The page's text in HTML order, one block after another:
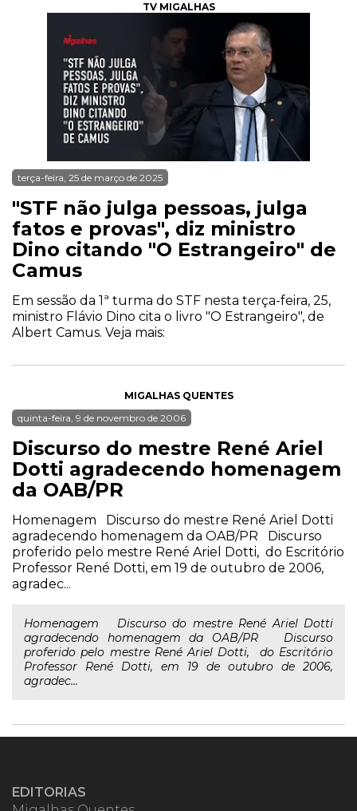
TV MIGALHAS
terça-feira, 25 de março de 2025
"STF não julga pessoas, julga
fatos e provas", diz ministro
Dino citando "O Estrangeiro" de
Camus
Em sessão da 1ª turma do STF nesta terça-feira, 25,
ministro Flávio Dino cita o livro "O Estrangeiro", de
Albert Camus. Veja mais:
MIGALHAS QUENTES
quinta-feira, 9 de novembro de 2006
Discurso do mestre René Ariel
Dotti agradecendo homenagem
da OAB/PR
Homenagem Discurso do mestre René Ariel Dotti
agradecendo homenagem da OAB/PR Discurso
proferido pelo mestre René Ariel Dotti, do Escritório
Professor René Dotti, em 19 de outubro de 2006,
agradec...
Homenagem Discurso do mestre René Ariel Dotti
agradecendo homenagem da OAB/PR Discurso
proferido pelo mestre René Ariel Dotti, do Escritório
Professor René Dotti, em 19 de outubro de 2006,
agradec...
EDITORIAS